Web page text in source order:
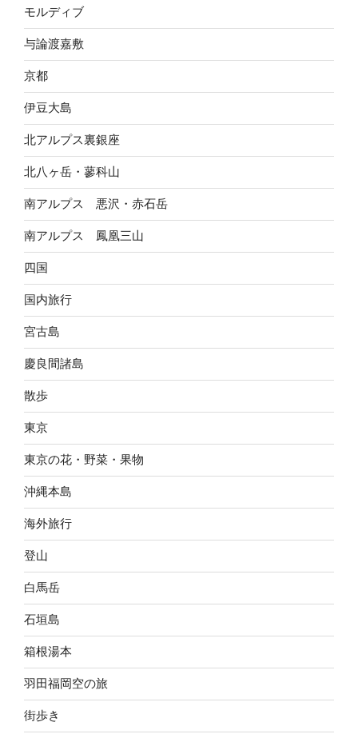
モルディブ
与論渡嘉敷
京都
伊豆大島
北アルプス裏銀座
北八ヶ岳・蓼科山
南アルプス 悪沢・赤石岳
南アルプス 鳳凰三山
四国
国内旅行
宮古島
慶良間諸島
散歩
東京
東京の花・野菜・果物
沖縄本島
海外旅行
登山
白馬岳
石垣島
箱根湯本
羽田福岡空の旅
街歩き